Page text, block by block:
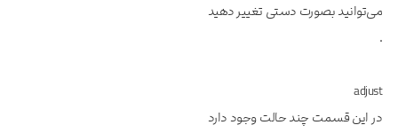
می‌توانید بصورت دستی تغییر دهید
.
adjust
در این قسمت چند حالت وجود دارد